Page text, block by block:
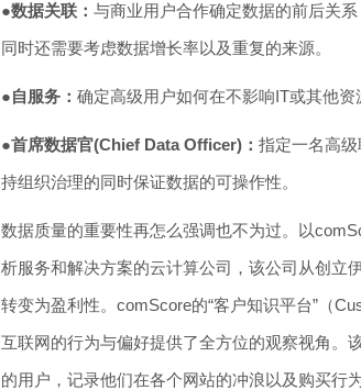
●数据关联： 与商业用户合作确定数据的前后关
同时还需要考虑数据增长率以及重复的来源。
●自服务： 确定高级用户如何在不影响IT或其他资
●首席数据官(Chief Data Officer)： 指定一名高
持组织治理的同时保证数据的可操作性。
数据质量的重要性再怎么强调也不为过。以
析服务和解决方案的云计算公司，该公司从创立
转变为盈利性。comScore的“客户知识平台”（
互联网的行为与偏好提供了全方位的观察视角。
的用户，记录他们在各个网站的冲浪以及购买行为